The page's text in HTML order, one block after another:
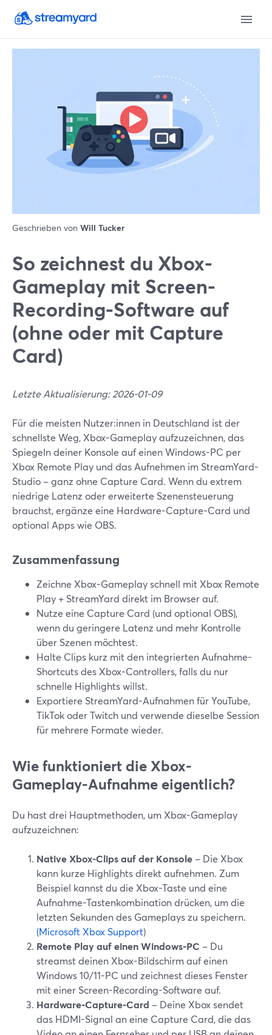
Geschrieben von Will Tucker
So zeichnest du Xbox-
Gameplay mit Screen-
Recording-Software auf
(ohne oder mit Capture
Card)
Letzte Aktualisierung: 2026-01-09
Für die meisten Nutzer:innen in Deutschland ist der
schnellste Weg, Xbox-Gameplay aufzuzeichnen, das
Spiegeln deiner Konsole auf einen Windows-PC per
Xbox Remote Play und das Aufnehmen im StreamYard-
Studio – ganz ohne Capture Card. Wenn du extrem
niedrige Latenz oder erweiterte Szenensteuerung
brauchst, ergänze eine Hardware-Capture-Card und
optional Apps wie OBS.
Zusammenfassung
Zeichne Xbox-Gameplay schnell mit Xbox Remote
Play + StreamYard direkt im Browser auf.
Nutze eine Capture Card (und optional OBS),
wenn du geringere Latenz und mehr Kontrolle
über Szenen möchtest.
Halte Clips kurz mit den integrierten Aufnahme-
Shortcuts des Xbox-Controllers, falls du nur
schnelle Highlights willst.
Exportiere StreamYard-Aufnahmen für YouTube,
TikTok oder Twitch und verwende dieselbe Session
für mehrere Formate wieder.
Wie funktioniert die Xbox-
Gameplay-Aufnahme eigentlich?
Du hast drei Hauptmethoden, um Xbox-Gameplay
aufzuzeichnen:
Native Xbox-Clips auf der Konsole – Die Xbox
kann kurze Highlights direkt aufnehmen. Zum
Beispiel kannst du die Xbox-Taste und eine
Aufnahme-Tastenkombination drücken, um die
letzten Sekunden des Gameplays zu speichern.
(Microsoft Xbox Support)
Remote Play auf einen Windows-PC – Du
streamst deinen Xbox-Bildschirm auf einen
Windows 10/11-PC und zeichnest dieses Fenster
mit einer Screen-Recording-Software auf.
Hardware-Capture-Card – Deine Xbox sendet
das HDMI-Signal an eine Capture Card, die das